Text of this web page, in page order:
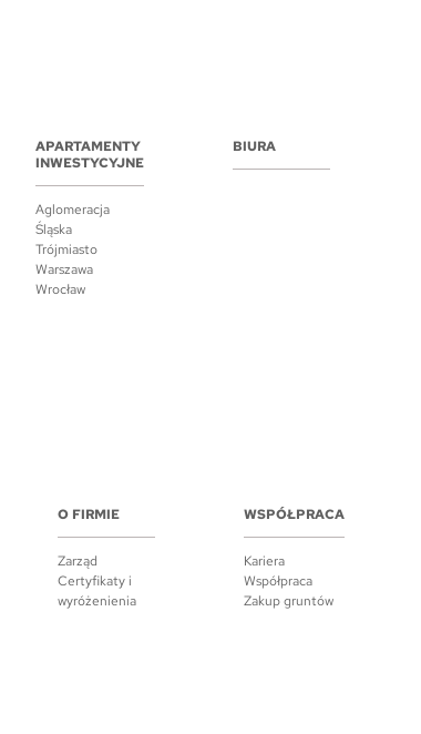
APARTAMENTY
INWESTYCYJNE
Aglomeracja
Śląska
Trójmiasto
Warszawa
Wrocław
BIURA
O FIRMIE
Zarząd
Certyfikaty i
wyróżenienia
WSPÓŁPRACA
Kariera
Współpraca
Zakup gruntów